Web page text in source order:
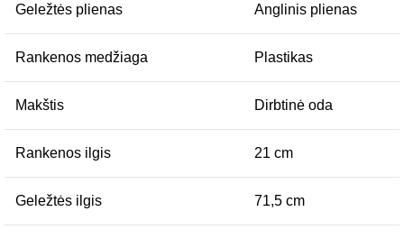
Geležtės plienas Anglinis plienas
Rankenos medžiaga Plastikas
Makštis Dirbtinė oda
Rankenos ilgis 21 cm
Geležtės ilgis 71,5 cm